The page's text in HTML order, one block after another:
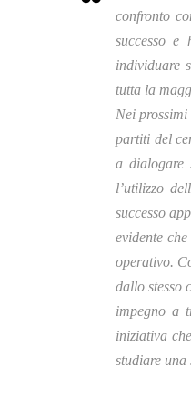
confronto
successo e
individuare
tutta la
Nei
partiti del
a dialogare
l’utilizzo
successo
evidente
operativo.
dallo stesso
impegno a
iniziativa
studiare